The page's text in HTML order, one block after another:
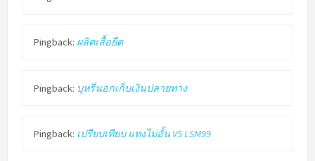
Pingback: ผลิตเสื้อยืด
Pingback: บุหรี่นอกเก็บเงินปลายทาง
Pingback: เปรียบเทียบ แทงไม่อั้น VS LSM99